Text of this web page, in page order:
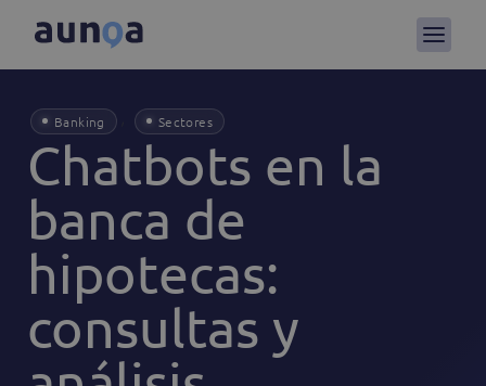
Banking Sectores
Chatbots en la
banca de
hipotecas:
consultas y